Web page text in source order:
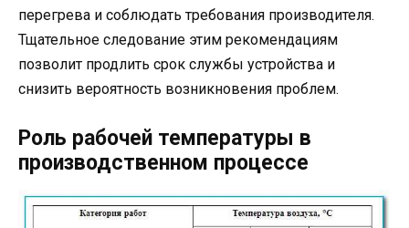
перегрева и соблюдать требования производителя.
Тщательное следование этим рекомендациям
позволит продлить срок службы устройства и
снизить вероятность возникновения проблем.
Роль рабочей температуры в
производственном процессе